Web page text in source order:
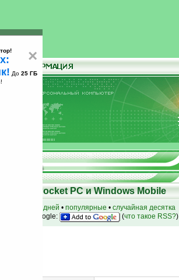
25
КПК Pocket PC и Windows Mobile
за 7 дней • популярные • случайная десятка
на Google: (что такое RSS?)
×
До 25 ГБ